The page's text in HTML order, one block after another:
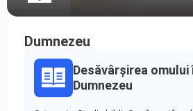
Dumnezeu
Desăvârșirea omului
Dumnezeu